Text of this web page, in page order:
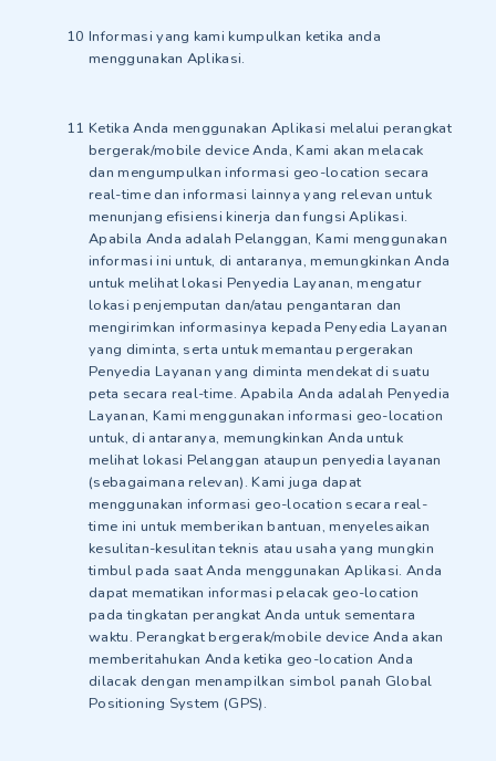
Informasi yang kami kumpulkan ketika anda
menggunakan Aplikasi.
Ketika Anda menggunakan Aplikasi melalui perangkat
bergerak/mobile device Anda, Kami akan melacak
dan mengumpulkan informasi geo-location secara
real-time dan informasi lainnya yang relevan untuk
menunjang efisiensi kinerja dan fungsi Aplikasi.
Apabila Anda adalah Pelanggan, Kami menggunakan
informasi ini untuk, di antaranya, memungkinkan Anda
untuk melihat lokasi Penyedia Layanan, mengatur
lokasi penjemputan dan/atau pengantaran dan
mengirimkan informasinya kepada Penyedia Layanan
yang diminta, serta untuk memantau pergerakan
Penyedia Layanan yang diminta mendekat di suatu
peta secara real-time. Apabila Anda adalah Penyedia
Layanan, Kami menggunakan informasi geo-location
untuk, di antaranya, memungkinkan Anda untuk
melihat lokasi Pelanggan ataupun penyedia layanan
(sebagaimana relevan). Kami juga dapat
menggunakan informasi geo-location secara real-
time ini untuk memberikan bantuan, menyelesaikan
kesulitan-kesulitan teknis atau usaha yang mungkin
timbul pada saat Anda menggunakan Aplikasi. Anda
dapat mematikan informasi pelacak geo-location
pada tingkatan perangkat Anda untuk sementara
waktu. Perangkat bergerak/mobile device Anda akan
memberitahukan Anda ketika geo-location Anda
dilacak dengan menampilkan simbol panah Global
Positioning System (GPS).